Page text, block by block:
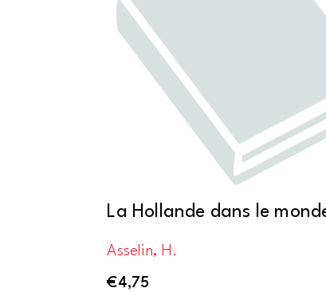
La Hollande dans le
Asselin, H.
€4,75